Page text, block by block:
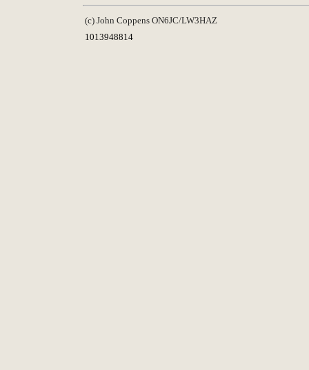
(c) John Coppens ON6JC/LW3HAZ
1013948814